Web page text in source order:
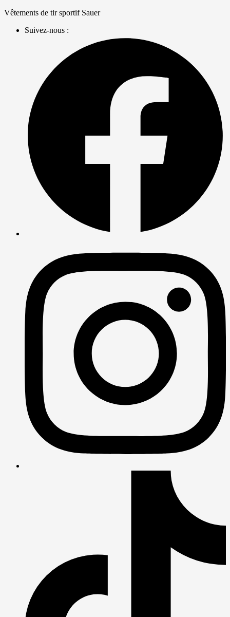
Skip
content
Vêtements de tir sportif Sauer
Suivez-nous :